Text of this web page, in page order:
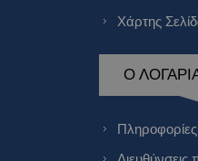
Χάρτης
Ο